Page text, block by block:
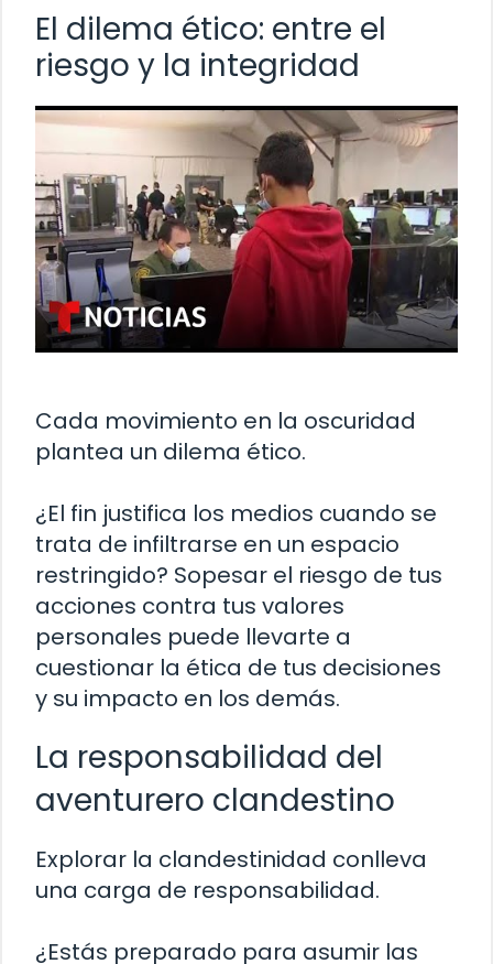
El dilema ético: entre el
riesgo y la integridad
Cada movimiento en la oscuridad
plantea un dilema ético.
¿El fin justifica los medios cuando se
trata de infiltrarse en un espacio
restringido? Sopesar el riesgo de tus
acciones contra tus valores
personales puede llevarte a
cuestionar la ética de tus decisiones
y su impacto en los demás.
La responsabilidad del
aventurero clandestino
Explorar la clandestinidad conlleva
una carga de responsabilidad.
¿Estás preparado para asumir las